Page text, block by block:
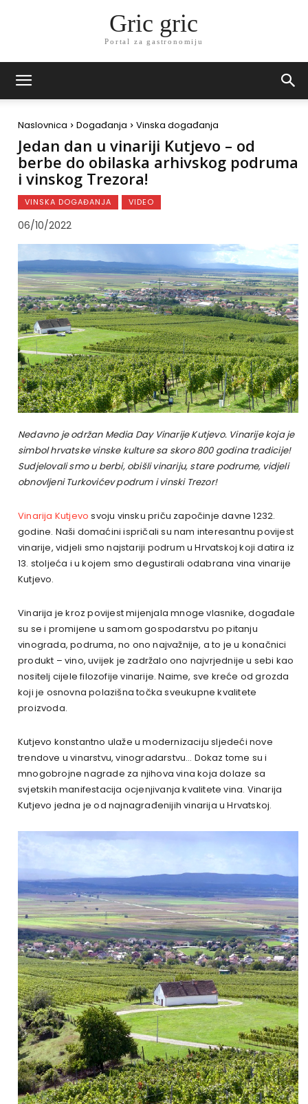
Gric gric
Portal za gastronomiju
Naslovnica Događanja Vinska događanja
Jedan dan u vinariji Kutjevo – od
berbe do obilaska arhivskog podruma
i vinskog Trezora!
VINSKA DOGAĐANJA VIDEO
06/10/2022
Nedavno je održan Media Day Vinarije Kutjevo. Vinarije koja je
simbol hrvatske vinske kulture sa skoro 800 godina tradicije!
Sudjelovali smo u berbi, obišli vinariju, stare podrume, vidjeli
obnovljeni Turkovićev podrum i vinski Trezor!
Vinarija Kutjevo svoju vinsku priču započinje davne 1232.
godine. Naši domaćini ispričali su nam interesantnu povijest
vinarije, vidjeli smo najstariji podrum u Hrvatskoj koji datira iz
13. stoljeća i u kojem smo degustirali odabrana vina vinarije
Kutjevo.
Vinarija je kroz povijest mijenjala mnoge vlasnike, događale
su se i promijene u samom gospodarstvu po pitanju
vinograda, podruma, no ono najvažnije, a to je u konačnici
produkt – vino, uvijek je zadržalo ono najvrjednije u sebi kao
nositelj cijele filozofije vinarije. Naime, sve kreće od grozda
koji je osnovna polazišna točka sveukupne kvalitete
proizvoda.
Kutjevo konstantno ulaže u modernizaciju sljedeći nove
trendove u vinarstvu, vinogradarstvu… Dokaz tome su i
mnogobrojne nagrade za njihova vina koja dolaze sa
svjetskih manifestacija ocjenjivanja kvalitete vina. Vinarija
Kutjevo jedna je od najnagrađenijih vinarija u Hrvatskoj.